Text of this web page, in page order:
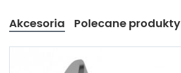
Akcesoria Polecane produkty